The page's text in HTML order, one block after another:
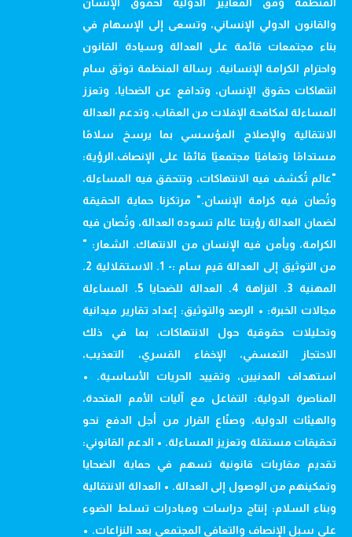
والقانون الدولي الإنساني، وتسعى إلى الإسهام في
بناء مجتمعات قائمة على العدالة وسيادة القانون
واحترام الكرامة الإنسانية. رسالة المنظمة توثق سام
انتهاكات حقوق الإنسان، وتدافع عن الضحايا، وتعزز
المساءلة لمكافحة الإفلات من العقاب، وتدعم العدالة
الانتقالية والإصلاح المؤسسي بما يرسخ سلامًا
مستدامًا وتعافيًا مجتمعيًا قائمًا على الإنصاف.الرؤية:
"عالم تُكشف فيه الانتهاكات، وتتحقق فيه المساءلة،
وتُصان فيه كرامة الإنسان." مرتكزنا حماية الحقيقة
لضمان العدالة رؤيتنا عالم تسوده العدالة، وتُصان فيه
الكرامة، ويأمن فيه الإنسان من الانتهاك. الشعار: "
من التوثيق إلى العدالة قيم سام :- 1. الاستقلالية 2.
المهنية 3. النزاهة 4. العدالة للضحايا 5. المساءلة
مجالات الخبرة: • الرصد والتوثيق: إعداد تقارير ميدانية
وتحليلات حقوقية حول الانتهاكات، بما في ذلك
الاحتجاز التعسفي، الإخفاء القسري، التعذيب،
استهداف المدنيين، وتقييد الحريات الأساسية. •
المناصرة الدولية: التفاعل مع آليات الأمم المتحدة،
والهيئات الدولية، وصنّاع القرار من أجل الدفع نحو
تحقيقات مستقلة وتعزيز المساءلة. • الدعم القانوني:
تقديم مقاربات قانونية تسهم في حماية الضحايا
وتمكينهم من الوصول إلى العدالة. • العدالة الانتقالية
وبناء السلام: إنتاج دراسات ومبادرات تسلط الضوء
على سبل الإنصاف والتعافي المجتمعي بعد النزاعات. •